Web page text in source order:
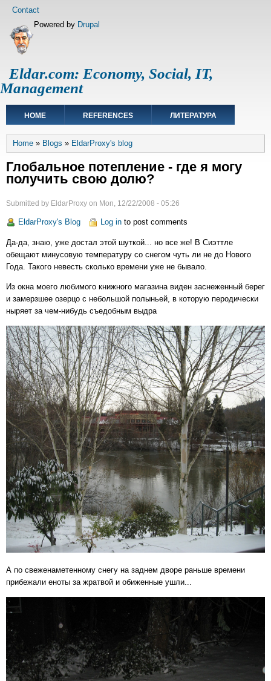
Skip
main
content
Footer
Contact
Eldar.com: Economy, Social, IT,
Management
Powered by Drupal
Main
navigation
HOME REFERENCES ЛИТЕРАТУРА
Breadcrumb
Home Blogs EldarProxy's blog
Глобальное потепление - где я могу
получить свою долю?
Submitted by EldarProxy on Mon, 12/22/2008 - 05:26
EldarProxy's Blog Log in to post comments
Да-да, знаю, уже достал этой шуткой... но все же! В Сиэттле
обещают минусовую температуру со снегом чуть ли не до Нового
Года. Такого невесть сколько времени уже не бывало.
Из окна моего любимого книжного магазина виден заснеженный берег
и замерзшее озерцо с небольшой полыньей, в которую перодически
ныряет за чем-нибудь съедобным выдра
А по свеженаметенному снегу на заднем дворе раньше времени
прибежали еноты за жратвой и обиженные ушли...